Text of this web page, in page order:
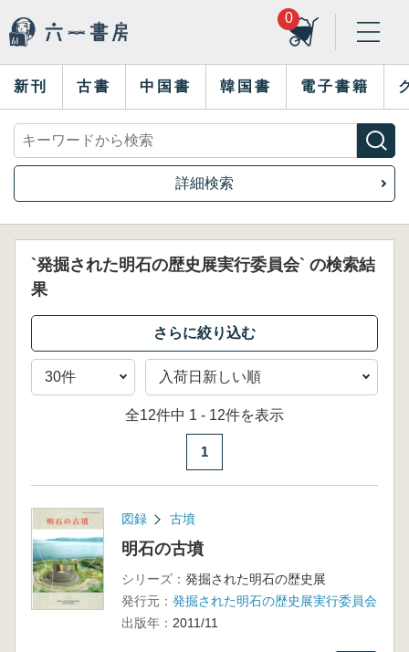
0
新刊 古書 中国書 韓国書 電子書籍
詳細検索
`発掘された明石の歴史展実行委員会` の検索結
果
全12件中 1 - 12件を表示
1
図録 古墳
明石の古墳
シリーズ： 発掘された明石の歴史展
発行元： 発掘された明石の歴史展実行委員会
出版年： 2011/11